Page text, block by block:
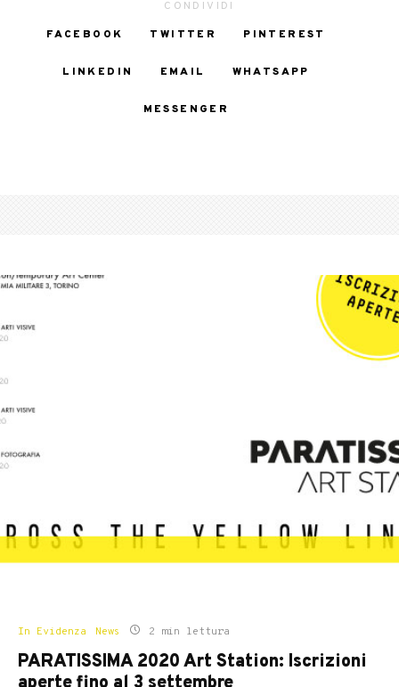
CONDIVIDI
FACEBOOK
TWITTER PINTEREST
LINKEDIN EMAIL WHATSAPP
MESSENGER
In Evidenza News 2 min lettura
PARATISSIMA 2020 Art Station: Iscrizioni